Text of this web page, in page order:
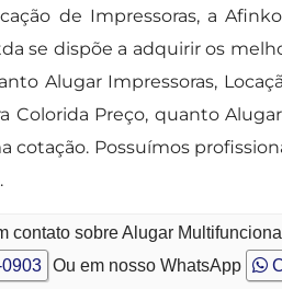
de Impressoras, a
se dispõe a adquirir os
Alugar Impressoras,
Colorida Preço, quanto
cotação. Possuímos
contato sobre Alugar
Ou em nosso WhatsApp